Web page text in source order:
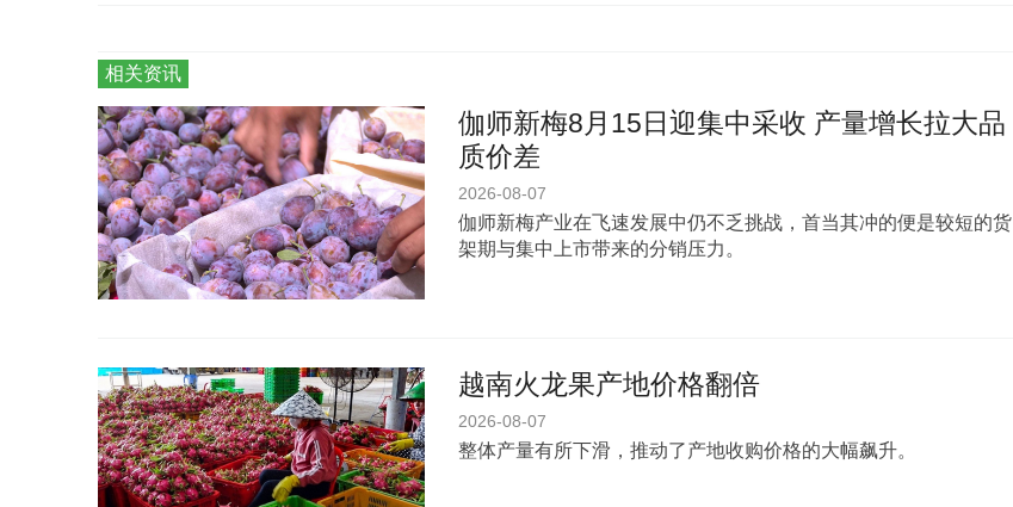
相关资讯
伽师新梅8月15日迎集中采收 产量增长拉大品
质价差
2026-08-07
伽师新梅产业在飞速发展中仍不乏挑战，首当其冲的便是较短的货
架期与集中上市带来的分销压力。
越南火龙果产地价格翻倍
2026-08-07
整体产量有所下滑，推动了产地收购价格的大幅飙升。